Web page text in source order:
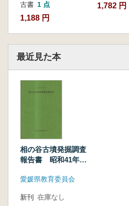
古書 1 点
1,188 円
1,782 円
最近見た本
相の谷古墳発掘調査
報告書 昭和41年3
愛媛県教育委員会
新刊 在庫なし